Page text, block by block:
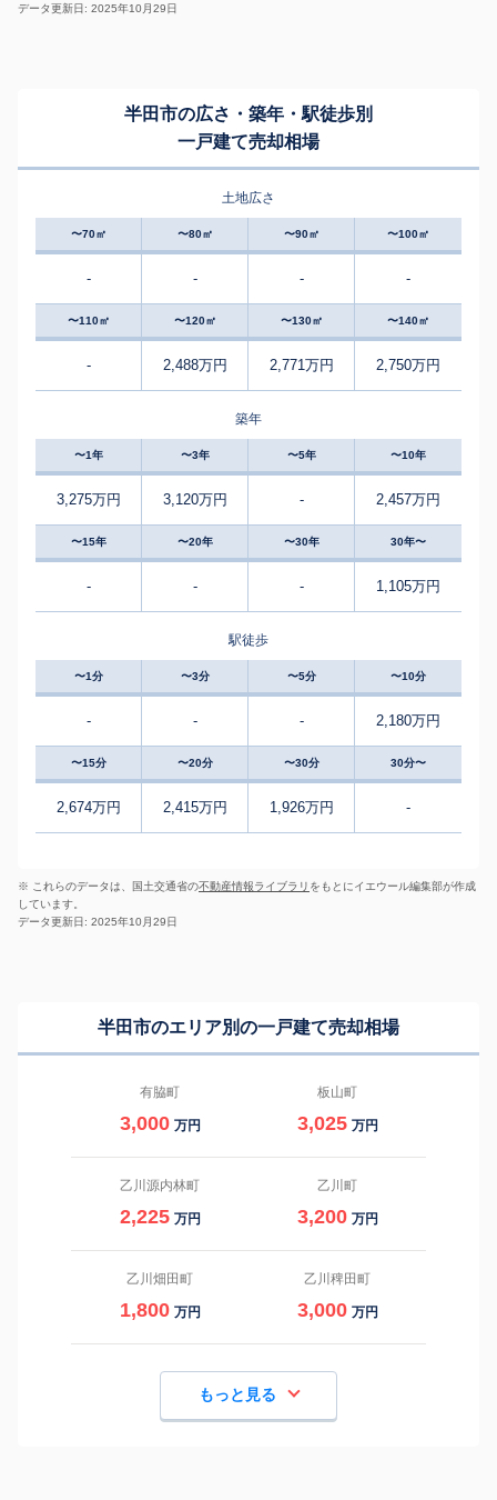
データ更新日: 2025年10月29日
半田市の広さ・築年・駅徒歩別
一戸建て売却相場
土地広さ
〜70㎡ 〜80㎡ 〜90㎡ 〜100㎡
- - - -
〜110㎡ 〜120㎡ 〜130㎡ 〜140㎡
- 2,488万円 2,771万円 2,750万円
築年
〜1年 〜3年 〜5年 〜10年
3,275万円 3,120万円 - 2,457万円
〜15年 〜20年 〜30年 30年〜
- - - 1,105万円
駅徒歩
〜1分 〜3分 〜5分 〜10分
- - - 2,180万円
〜15分 〜20分 〜30分 30分〜
2,674万円 2,415万円 1,926万円 -
※ これらのデータは、国土交通省の不動産情報ライブラリ をもとにイエウール編集部が作成
しています。
データ更新日: 2025年10月29日
半田市のエリア別の一戸建て売却相場
有脇町
3,000 万円
板山町
3,025 万円
乙川源内林町
2,225 万円
乙川町
3,200 万円
乙川畑田町
1,800 万円
乙川稗田町
3,000 万円
もっと見る